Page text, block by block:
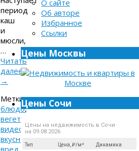
период
каш
и
мюсли,
…
Читать
далее
→
Метки:
блюдо,
вегетарианство
видео
вкусно
вред,
О сайте
Об авторе
Избранное
Ссылки
Цены Москвы
Цены Сочи
Цены на недвижимость в Сочи
на 09.08.2026
Тип Цена, ₽/м² Динамика